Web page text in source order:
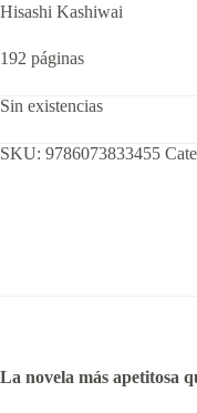
Hisashi Kashiwai
192 páginas
Sin existencias
SKU: 9786073833455
La novela más apetitosa